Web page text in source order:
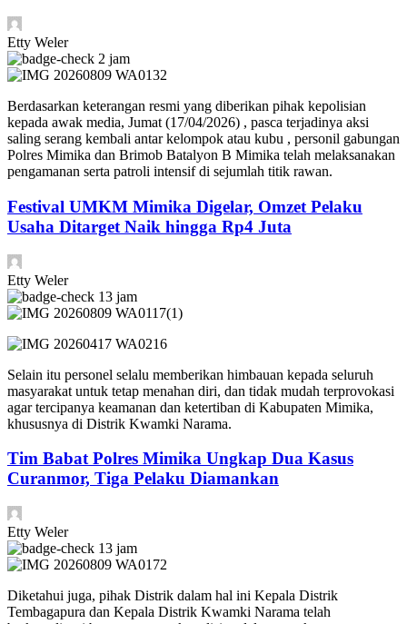
Etty Weler
2 jam
Berdasarkan keterangan resmi yang diberikan pihak kepolisian
kepada awak media, Jumat (17/04/2026) , pasca terjadinya aksi
saling serang kembali antar kelompok atau kubu , personil gabungan
Polres Mimika dan Brimob Batalyon B Mimika telah melaksanakan
pengamanan serta patroli intensif di sejumlah titik rawan.
Festival UMKM Mimika Digelar, Omzet Pelaku
Usaha Ditarget Naik hingga Rp4 Juta
Etty Weler
13 jam
Selain itu personel selalu memberikan himbauan kepada seluruh
masyarakat untuk tetap menahan diri, dan tidak mudah terprovokasi
agar tercipanya keamanan dan ketertiban di Kabupaten Mimika,
khususnya di Distrik Kwamki Narama.
Tim Babat Polres Mimika Ungkap Dua Kasus
Curanmor, Tiga Pelaku Diamankan
Etty Weler
13 jam
Diketahui juga, pihak Distrik dalam hal ini Kepala Distrik
Tembagapura dan Kepala Distrik Kwamki Narama telah